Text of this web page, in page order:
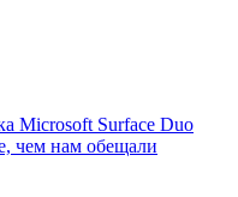
Microsoft Surface Duo
чем нам обещали